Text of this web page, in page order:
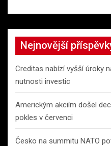
Nejnovější
Creditas nabízí vyšší úroky
nutnosti investic
Americkým akciím došel
pokles v červenci
Česko na summitu NATO